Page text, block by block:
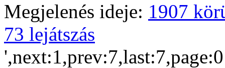
Megjelenés ideje: 1907
73 lejátszás